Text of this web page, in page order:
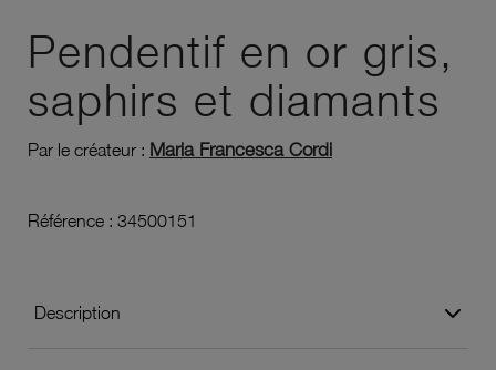
Pendentif en or gris,
saphirs et diamants
Par le créateur : Maria Francesca Cordi
Référence : 34500151
Description